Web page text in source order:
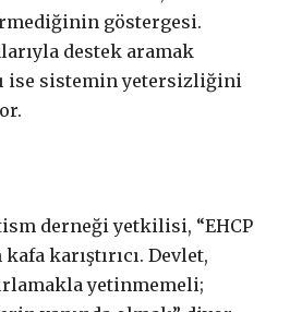
göstergesi.
destek aramak
ise sistemin yetersizliğini
derneği yetkilisi, “EHCP
karıştırıcı. Devlet,
yetinmemeli;